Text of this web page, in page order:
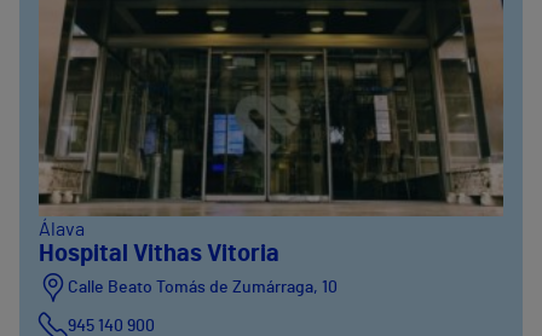
Álava
Hospital Vithas Vitoria
Calle Beato Tomás de Zumárraga, 10
945 140 900